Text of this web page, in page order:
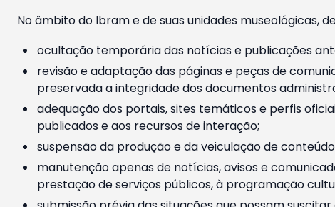
No âmbito do Ibram e de suas unidades museológicas,
ocultação temporária das notícias e publicações
revisão e adaptação das páginas e peças de
preservada a integridade dos documentos
adequação dos portais, sites temáticos e perfis
publicados e aos recursos de interação;
suspensão da produção e da veiculação de
manutenção apenas de notícias, avisos e
prestação de serviços públicos, à programação